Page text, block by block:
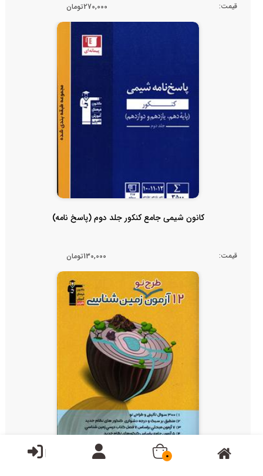
قیمت: 270,000تومان
کانون شیمی جامع کنکور جلد دوم (پاسخ نامه)
قیمت: 130,000تومان
0